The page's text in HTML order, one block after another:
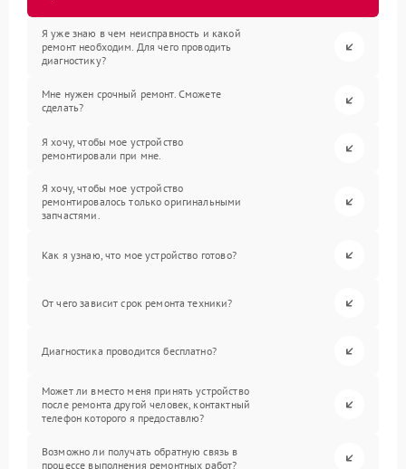
Я уже знаю в чем неисправность и какой
ремонт необходим. Для чего проводить
диагностику?
Мне нужен срочный ремонт. Сможете
сделать?
Я хочу, чтобы мое устройство
ремонтировали при мне.
Я хочу, чтобы мое устройство
ремонтировалось только оригинальными
запчастями.
Как я узнаю, что мое устройство готово?
От чего зависит срок ремонта техники?
Диагностика проводится бесплатно?
Может ли вместо меня принять устройство
после ремонта другой человек, контактный
телефон которого я предоставлю?
Возможно ли получать обратную связь в
процессе выполнения ремонтных работ?